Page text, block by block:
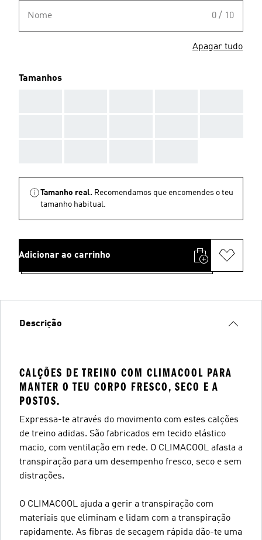
Nome 0 / 10
Apagar tudo
Tamanhos
Tamanho real. Recomendamos que encomendes o teu
tamanho habitual.
Adicionar ao carrinho
Descrição
CALÇÕES DE TREINO COM CLIMACOOL PARA
MANTER O TEU CORPO FRESCO, SECO E A
POSTOS.
Expressa-te através do movimento com estes calções
de treino adidas. São fabricados em tecido elástico
macio, com ventilação em rede. O CLIMACOOL afasta a
transpiração para um desempenho fresco, seco e sem
distrações.
O CLIMACOOL ajuda a gerir a transpiração com
materiais que eliminam e lidam com a transpiração
rapidamente. As fibras de secagem rápida dão-te uma